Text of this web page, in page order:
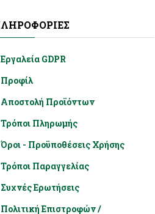
Εργαλεία GDPR
Προφίλ
Αποστολή Προϊόντων
Τρόποι Πληρωμής
Όροι - Προϋποθέσεις Χρήσης
Τρόποι Παραγγελίας
Συχνές Ερωτήσεις
Πολιτική Επιστροφών /